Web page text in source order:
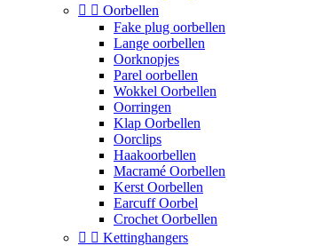
  Oorbellen
Fake plug oorbellen
Lange oorbellen
Oorknopjes
Parel oorbellen
Wokkel Oorbellen
Oorringen
Klap Oorbellen
Oorclips
Haakoorbellen
Macramé Oorbellen
Kerst Oorbellen
Earcuff Oorbel
Crochet Oorbellen
  Kettinghangers